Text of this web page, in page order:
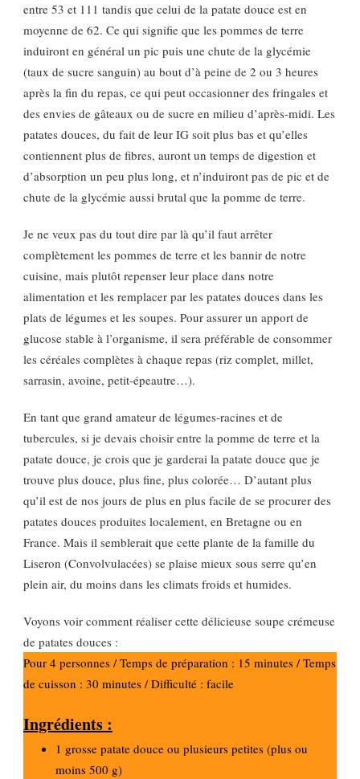
entre 53 et 111 tandis que celui de la patate douce est en
moyenne de 62. Ce qui signifie que les pommes de terre
induiront en général un pic puis une chute de la glycémie
(taux de sucre sanguin) au bout d’à peine de 2 ou 3 heures
après la fin du repas, ce qui peut occasionner des fringales et
des envies de gâteaux ou de sucre en milieu d’après-midi. Les
patates douces, du fait de leur IG soit plus bas et qu’elles
contiennent plus de fibres, auront un temps de digestion et
d’absorption un peu plus long, et n’induiront pas de pic et de
chute de la glycémie aussi brutal que la pomme de terre.
Je ne veux pas du tout dire par là qu’il faut arrêter
complètement les pommes de terre et les bannir de notre
cuisine, mais plutôt repenser leur place dans notre
alimentation et les remplacer par les patates douces dans les
plats de légumes et les soupes. Pour assurer un apport de
glucose stable à l’organisme, il sera préférable de consommer
les céréales complètes à chaque repas (riz complet, millet,
sarrasin, avoine, petit-épeautre…).
En tant que grand amateur de légumes-racines et de
tubercules, si je devais choisir entre la pomme de terre et la
patate douce, je crois que je garderai la patate douce que je
trouve plus douce, plus fine, plus colorée… D’autant plus
qu’il est de nos jours de plus en plus facile de se procurer des
patates douces produites localement, en Bretagne ou en
France. Mais il semblerait que cette plante de la famille du
Liseron (Convolvulacées) se plaise mieux sous serre qu’en
plein air, du moins dans les climats froids et humides.
Voyons voir comment réaliser cette délicieuse soupe crémeuse
de patates douces :
Pour 4 personnes / Temps de préparation : 15 minutes / Temps
de cuisson : 30 minutes / Difficulté : facile
Ingrédients :
1 grosse patate douce ou plusieurs petites (plus ou
moins 500 g)